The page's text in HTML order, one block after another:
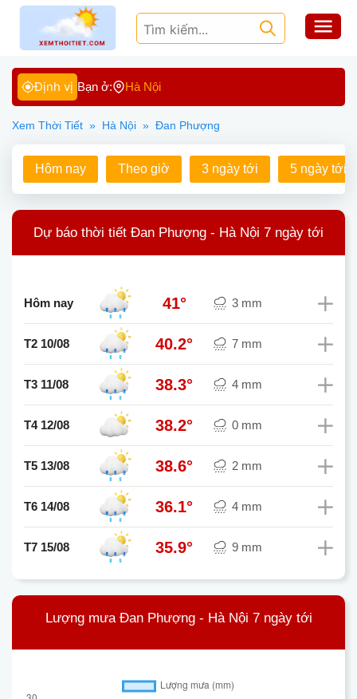
Định vị Bạn ở: Hà Nội
Xem Thời Tiết » Hà Nội » Đan Phượng
Hôm nay Theo giờ 3 ngày tới 5 ngày tới
Dự báo thời tiết Đan Phượng - Hà Nội 7 ngày tới
Hôm nay 41° 3 mm
T2 10/08 40.2° 7 mm
T3 11/08 38.3° 4 mm
T4 12/08 38.2° 0 mm
T5 13/08 38.6° 2 mm
T6 14/08 36.1° 4 mm
T7 15/08 35.9° 9 mm
Lượng mưa Đan Phượng - Hà Nội 7 ngày tới